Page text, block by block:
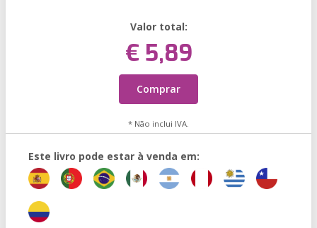
Valor total:
€ 5,89
Comprar
* Não inclui IVA.
Este livro pode estar à venda em: